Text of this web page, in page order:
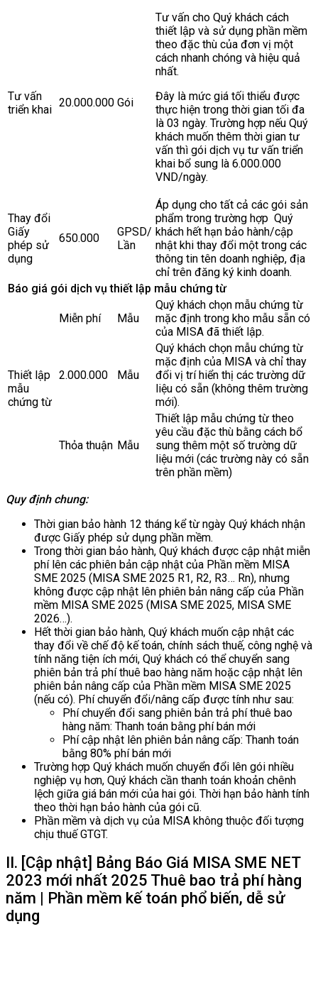
Tư vấn
triển khai
20.000.000 Gói
Tư vấn cho Quý khách cách
thiết lập và sử dụng phần mềm
theo đặc thù của đơn vị một
cách nhanh chóng và hiệu quả
nhất.
Đây là mức giá tối thiểu được
thực hiện trong thời gian tối đa
là 03 ngày. Trường hợp nếu Quý
khách muốn thêm thời gian tư
vấn thì gói dịch vụ tư vấn triển
khai bổ sung là 6.000.000
VND/ngày.
Thay đổi
Giấy
phép sử
dụng
650.000
GPSD/
Lần
Áp dụng cho tất cả các gói sản
phẩm trong trường hợp Quý
khách hết hạn bảo hành/cập
nhật khi thay đổi một trong các
thông tin tên doanh nghiệp, địa
chỉ trên đăng ký kinh doanh.
Báo giá gói dịch vụ thiết lập mẫu chứng từ
Thiết lập
mẫu
chứng từ
Miễn phí Mẫu
Quý khách chọn mẫu chứng từ
mặc định trong kho mẫu sẵn có
của MISA đã thiết lập.
2.000.000 Mẫu
Quý khách chọn mẫu chứng từ
mặc định của MISA và chỉ thay
đổi vị trí hiển thị các trường dữ
liệu có sẵn (không thêm trường
mới).
Thỏa thuận Mẫu
Thiết lập mẫu chứng từ theo
yêu cầu đặc thù bằng cách bổ
sung thêm một số trường dữ
liệu mới (các trường này có sẵn
trên phần mềm)
Quy định chung:
Thời gian bảo hành 12 tháng kể từ ngày Quý khách nhận
được Giấy phép sử dụng phần mềm.
Trong thời gian bảo hành, Quý khách được cập nhật miễn
phí lên các phiên bản cập nhật của Phần mềm MISA
SME 2025 (MISA SME 2025 R1, R2, R3… Rn), nhưng
không được cập nhật lên phiên bản nâng cấp của Phần
mềm MISA SME 2025 (MISA SME 2025, MISA SME
2026…).
Hết thời gian bảo hành, Quý khách muốn cập nhật các
thay đổi về chế độ kế toán, chính sách thuế, công nghệ và
tính năng tiện ích mới, Quý khách có thể chuyển sang
phiên bản trả phí thuê bao hàng năm hoặc cập nhật lên
phiên bản nâng cấp của Phần mềm MISA SME 2025
(nếu có). Phí chuyển đổi/nâng cấp được tính như sau:
Phí chuyển đổi sang phiên bản trả phí thuê bao
hàng năm: Thanh toán bằng phí bán mới
Phí cập nhật lên phiên bản nâng cấp: Thanh toán
bằng 80% phí bán mới
Trường hợp Quý khách muốn chuyển đổi lên gói nhiều
nghiệp vụ hơn, Quý khách cần thanh toán khoản chênh
lệch giữa giá bán mới của hai gói. Thời hạn bảo hành tính
theo thời hạn bảo hành của gói cũ.
Phần mềm và dịch vụ của MISA không thuộc đối tượng
chịu thuế GTGT.
II. [Cập nhật] Bảng Báo Giá MISA SME NET
2023 mới nhất 2025 Thuê bao trả phí hàng
năm | Phần mềm kế toán phổ biến, dễ sử
dụng